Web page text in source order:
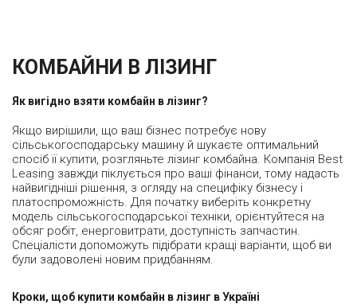
КОМБАЙНИ В ЛІЗИНГ
Як вигідно взяти комбайн в лізинг?
Якщо вирішили, що ваш бізнес потребує нову
сільськогосподарську машину й шукаєте оптимальний
спосіб її купити, розгляньте лізинг комбайна. Компанія Best
Leasing завжди піклується про ваші фінанси, тому надасть
найвигідніші рішення, з огляду на специфіку бізнесу і
платоспроможність. Для початку виберіть конкретну
модель сільськогосподарської техніки, орієнтуйтеся на
обсяг робіт, енерговитрати, доступність запчастин.
Спеціалісти допоможуть підібрати кращі варіанти, щоб ви
були задоволені новим придбанням.
Кроки, щоб купити комбайн в лізинг в Україні